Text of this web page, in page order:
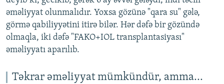
əməliyyat olunmalıdır. Yoxsa gözünə "qara su" gələ,
görmə qabiliyyətini itirə bilər. Hər dəfə bir gözündə
olmaqla, iki dəfə "FAKO+IOL transplantasiyası"
əməliyyatı aparılıb.
Təkrar əməliyyat mümkündür, amma...